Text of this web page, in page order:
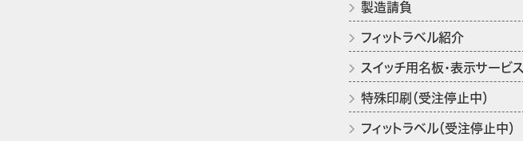
製造請負
フィットラベル紹介
スイッチ用名板・表示サービス
特殊印刷（受注停止中）
フィットラベル（受注停止中）